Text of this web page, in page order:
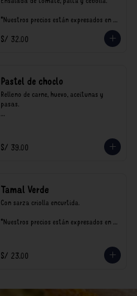
*Nuestros precios están expresados en
recargo al consumo.
S/ 32.00
Pastel de choclo
Relleno de carne, huevo, aceitunas y
pasas.
recargo al consumo.
S/ 39.00
Tamal Verde
Con sarza criolla encurtida.
*Nuestros precios están expresados en
S/ 23.00